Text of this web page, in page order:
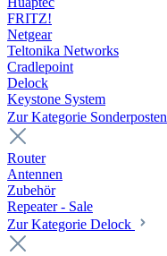
FRITZ!
Netgear
Teltonika Networks
Cradlepoint
Delock
Keystone System
Zur Kategorie Sonderposten
Router
Antennen
Zubehör
Repeater - Sale
Zur Kategorie Delock